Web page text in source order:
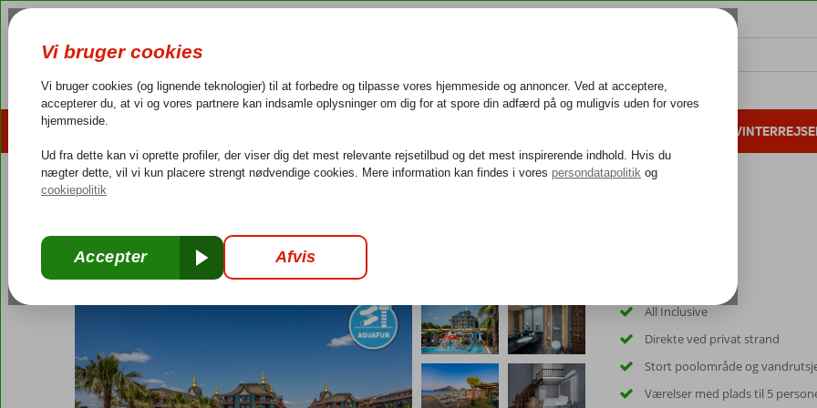
4,3/5 på Trustpilot Dansk guideservice 40.000 danske gæster i 2025 25 års erfaring
Siam Elegance
Ultra All Inclusive-Hotel
All Inclusive
Direkte ved privat strand
Stort poolområde og
Værelser med plads til 5